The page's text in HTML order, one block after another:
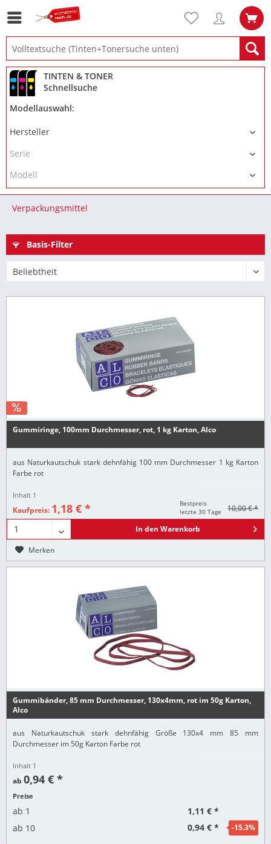
TINTEN & TONER
Schnellsuche
Modellauswahl:
Verpackungsmittel
Basis-Filter
Gummiringe, 100mm Durchmesser, rot, 1 kg Karton, Alco
aus Naturkautschuk stark dehnfähig 100 mm Durchmesser 1 kg Karton
Farbe rot
Inhalt 1
Kaufpreis: 1,18 € * 10,00 € *
Bestpreis
letzte 30 Tage
In den Warenkorb
Merken
Gummibänder, 85 mm Durchmesser, 130x4mm, rot im 50g Karton,
Alco
aus Naturkautschuk stark dehnfähig Größe 130x4 mm 85 mm
Durchmesser im 50g Karton Farbe rot
Inhalt 1
ab0,94 € *
Preise
ab 1
1,11 € *
ab 10 0,94 € * -15.3%